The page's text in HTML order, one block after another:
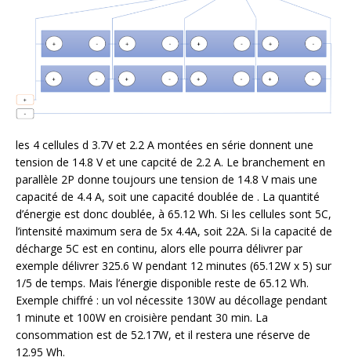
les 4 cellules d 3.7V et 2.2 A montées en série donnent une
tension de 14.8 V et une capcité de 2.2 A. Le branchement en
parallèle 2P donne toujours une tension de 14.8 V mais une
capacité de 4.4 A, soit une capacité doublée de . La quantité
d’énergie est donc doublée, à 65.12 Wh. Si les cellules sont 5C,
l’intensité maximum sera de 5x 4.4A, soit 22A. Si la capacité de
décharge 5C est en continu, alors elle pourra délivrer par
exemple délivrer 325.6 W pendant 12 minutes (65.12W x 5) sur
1/5 de temps. Mais l’énergie disponible reste de 65.12 Wh.
Exemple chiffré : un vol nécessite 130W au décollage pendant
1 minute et 100W en croisière pendant 30 min. La
consommation est de 52.17W, et il restera une réserve de
12.95 Wh.